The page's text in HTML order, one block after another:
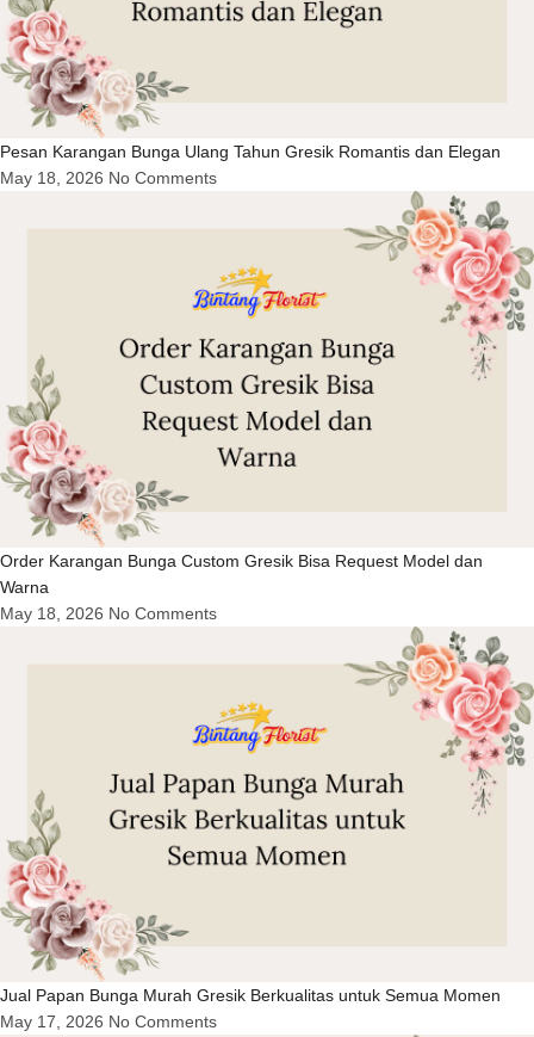
Pesan Karangan Bunga Ulang Tahun Gresik Romantis dan Elegan
May 18, 2026 No Comments
Order Karangan Bunga Custom Gresik Bisa Request Model dan
Warna
May 18, 2026 No Comments
Jual Papan Bunga Murah Gresik Berkualitas untuk Semua Momen
May 17, 2026 No Comments